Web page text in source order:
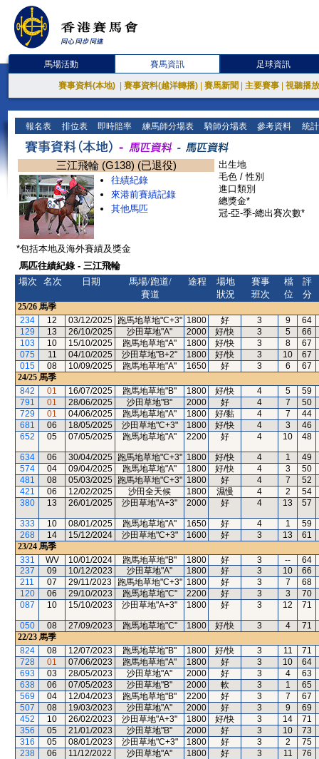
馬場活動 賽馬資訊 足球資訊
賽事資料(本地) 賽事資料(越洋轉播) 賽馬新聞 主要賽事 視聽播
報名表 排位表 即時賠率 練馬師分場表 騎師分場表 參考資料 統
三江飛輪 (G138) (已退役)
往績紀錄
來港前賽績記錄
其他馬匹
出生地
毛色 / 性別
進口類別
總獎金*
冠-亞-季-總出賽次數*
*包括本地及海外賽績及獎金
馬匹往績紀錄 - 三江飛輪
場次
名次 日期
馬場/跑道/
賽道
途程
場地
狀況
賽事
班次
檔
位
評
分
25/26 馬季
234
12 03/12/2025 跑馬地草地"C+3" 1800 好 3 9
64
129
13 26/10/2025 沙田草地"A" 2000 好/快 3 5
66
103
10 15/10/2025 跑馬地草地"A" 1800 好/快 3 8
67
075
11 04/10/2025 沙田草地"B+2" 1800 好/快 3 10
67
015
08 10/09/2025 跑馬地草地"A" 1650 好 3 6
67
24/25 馬季
842
01 16/07/2025 跑馬地草地"B" 1800 好/快 4 5
59
791
01 28/06/2025 沙田草地"B" 2000 好 4 7
50
729
01 04/06/2025 跑馬地草地"A" 1800 好/黏 4 7
44
681
06 18/05/2025 沙田草地"C+3" 1800 好/快 4 3
46
652
05 07/05/2025 跑馬地草地"A" 2200 好 4 10 48
634 06 30/04/2025 跑馬地草地"C+3" 1800 好/快 4 1
49
574
04 09/04/2025 跑馬地草地"A" 1800 好/快 4 3
50
481
08 05/03/2025 跑馬地草地"C+3" 1800 好 4 7
52
421
06 12/02/2025 沙田全天候 1800 濕慢 4 2
54
380
13 26/01/2025 沙田草地"A+3" 2000 好 4 13 57
333 10 08/01/2025 跑馬地草地"A" 1650 好 4 1
59
268
14 15/12/2024 沙田草地"C+3" 1600 好 3 13
61
23/24 馬季
331
WV 10/01/2024 跑馬地草地"B" 1800 好 3 --
64
237
09 10/12/2023 沙田草地"A" 1800 好 3 10
66
211
07 29/11/2023 跑馬地草地"C+3" 1800 好 3 7
68
120
06 29/10/2023 跑馬地草地"C" 2200 好 3 3
70
087
10 15/10/2023 沙田草地"A+3" 1800 好 3 12 71
050 08 27/09/2023 跑馬地草地"C" 1800 好/快 3 4
71
22/23 馬季
824
08 12/07/2023 跑馬地草地"B" 1800 好/快 3 11
71
728
01 07/06/2023 跑馬地草地"A" 1800 好 3 10
64
693
03 28/05/2023 沙田草地"A" 2000 好 3 4
63
638
06 07/05/2023 沙田草地"B" 2000 軟 3 1
65
569
04 12/04/2023 跑馬地草地"B" 2200 好 3 7
67
507
08 19/03/2023 沙田草地"A" 2000 好 3 9
69
452
10 26/02/2023 沙田草地"A+3" 1800 好/快 3 14
71
356
05 21/01/2023 沙田草地"B" 2000 好 3 10
73
316
05 08/01/2023 沙田草地"C+3" 1800 好 3 2
75
238
06 11/12/2022 沙田草地"A" 1800 好 3 11
76